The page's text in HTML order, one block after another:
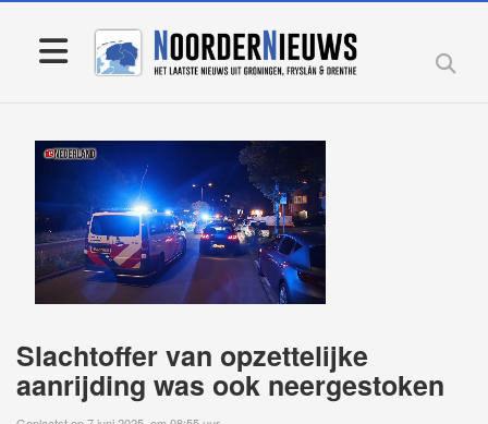
Slachtoffer van opzettelijke
aanrijding was ook neergestoken